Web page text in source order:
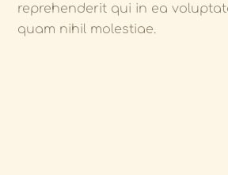
reprehenderit qui in ea
quam nihil molestiae.